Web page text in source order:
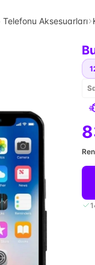
Telefonu Aksesuarları